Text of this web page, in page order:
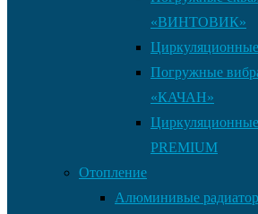
«ВИНТОВИК»
Погружные
«КАЧАН»
PREMIUM
Отопление
Алюминивые